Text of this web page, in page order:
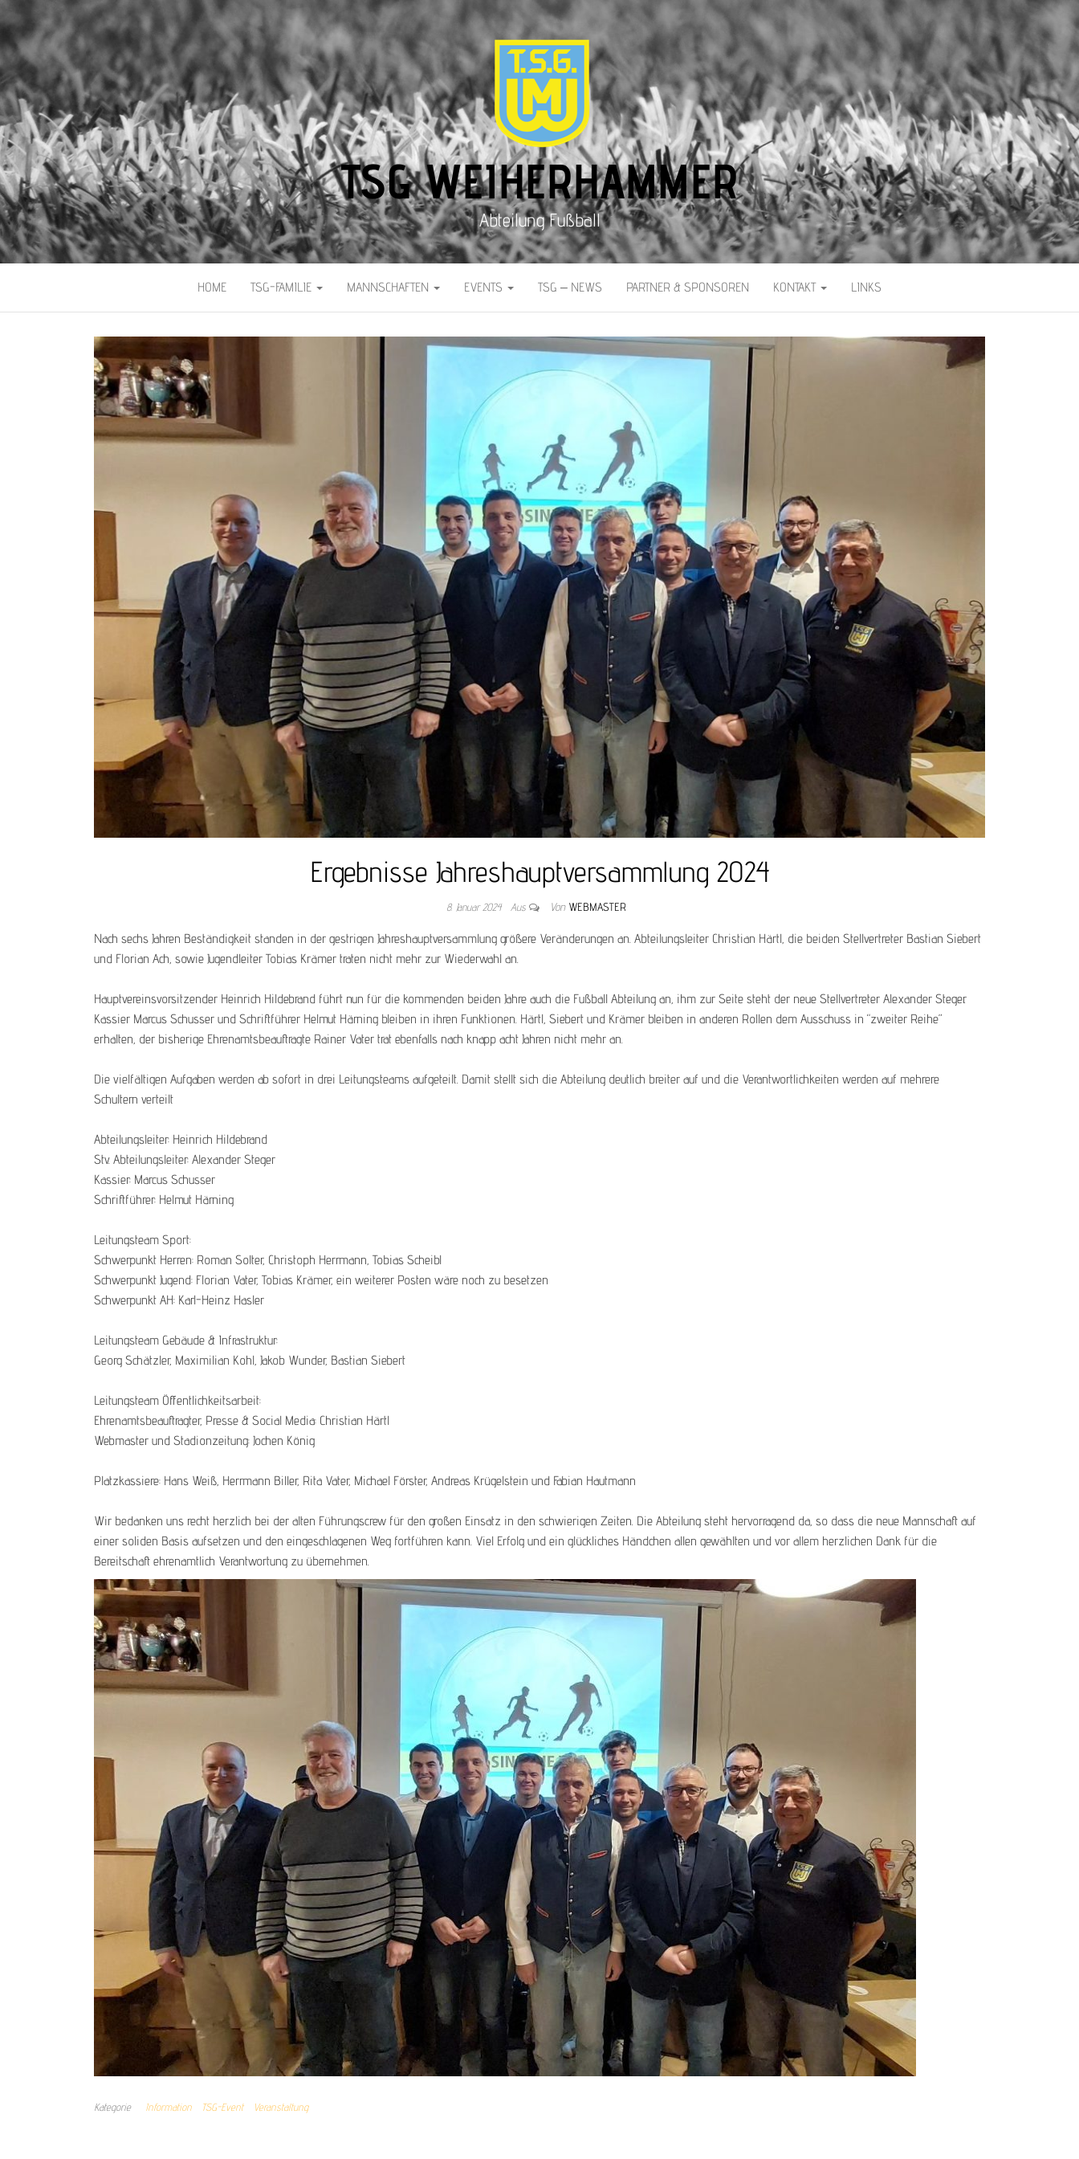
TSG WEIHERHAMMER
Abteilung Fußball
HOME TSG-FAMILIE MANNSCHAFTEN EVENTS TSG – NEWS PARTNER & SPONSOREN KONTAKT LINKS
Ergebnisse Jahreshauptversammlung 2024
8. Januar 2024 Aus Von WEBMASTER
Nach sechs Jahren Beständigkeit standen in der gestrigen Jahreshauptversammlung größere Veränderungen an. Abteilungsleiter Christian Härtl, die beiden Stellvertreter Bastian Siebert
und Florian Ach, sowie Jugendleiter Tobias Krämer traten nicht mehr zur Wiederwahl an.
Hauptvereinsvorsitzender Heinrich Hildebrand führt nun für die kommenden beiden Jahre auch die Fußball Abteilung an, ihm zur Seite steht der neue Stellvertreter Alexander Steger.
Kassier Marcus Schusser und Schriftführer Helmut Härning bleiben in ihren Funktionen. Härtl, Siebert und Krämer bleiben in anderen Rollen dem Ausschuss in “zweiter Reihe”
erhalten, der bisherige Ehrenamtsbeauftragte Rainer Vater trat ebenfalls nach knapp acht Jahren nicht mehr an.
Die vielfältigen Aufgaben werden ab sofort in drei Leitungsteams aufgeteilt. Damit stellt sich die Abteilung deutlich breiter auf und die Verantwortlichkeiten werden auf mehrere
Schultern verteilt
Abteilungsleiter: Heinrich Hildebrand
Stv. Abteilungsleiter: Alexander Steger
Kassier: Marcus Schusser
Schriftführer: Helmut Härning
Leitungsteam Sport:
Schwerpunkt Herren: Roman Solter, Christoph Herrmann, Tobias Scheibl
Schwerpunkt Jugend: Florian Vater, Tobias Krämer, ein weiterer Posten wäre noch zu besetzen
Schwerpunkt AH: Karl-Heinz Hasler
Leitungsteam Gebäude & Infrastruktur:
Georg Schätzler, Maximilian Kohl, Jakob Wunder, Bastian Siebert
Leitungsteam Öffentlichkeitsarbeit:
Ehrenamtsbeauftragter, Presse & Social Media: Christian Härtl
Webmaster und Stadionzeitung: Jochen König
Platzkassiere: Hans Weiß, Herrmann Biller, Rita Vater, Michael Förster, Andreas Krügelstein und Fabian Hautmann
Wir bedanken uns recht herzlich bei der alten Führungscrew für den großen Einsatz in den schwierigen Zeiten. Die Abteilung steht hervorragend da, so dass die neue Mannschaft auf
einer soliden Basis aufsetzen und den eingeschlagenen Weg fortführen kann. Viel Erfolg und ein glückliches Händchen allen gewählten und vor allem herzlichen Dank für die
Bereitschaft ehrenamtlich Verantwortung zu übernehmen.
Kategorie Information TSG-Event Veranstaltung